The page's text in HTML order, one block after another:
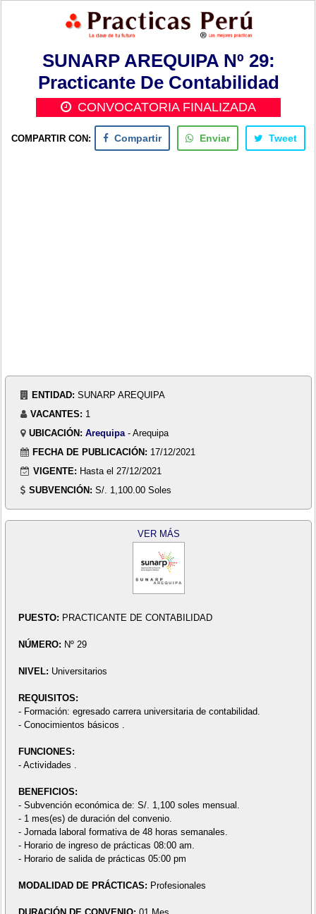
SUNARP AREQUIPA Nº 29:
Practicante De Contabilidad
CONVOCATORIA FINALIZADA
COMPARTIR CON: Compartir Enviar Tweet
ENTIDAD: SUNARP AREQUIPA
VACANTES: 1
UBICACIÓN: Arequipa - Arequipa
FECHA DE PUBLICACIÓN: 17/12/2021
VIGENTE: Hasta el 27/12/2021
SUBVENCIÓN: S/. 1,100.00 Soles
VER MÁS
PUESTO: PRACTICANTE DE CONTABILIDAD
NÚMERO: Nº 29
NIVEL: Universitarios
REQUISITOS:
- Formación: egresado carrera universitaria de contabilidad.
- Conocimientos básicos .
FUNCIONES:
- Actividades .
BENEFICIOS:
- Subvención económica de: S/. 1,100 soles mensual.
- 1 mes(es) de duración del convenio.
- Jornada laboral formativa de 48 horas semanales.
- Horario de ingreso de prácticas 08:00 am.
- Horario de salida de prácticas 05:00 pm
MODALIDAD DE PRÁCTICAS: Profesionales
DURACIÓN DE CONVENIO: 01 Mes